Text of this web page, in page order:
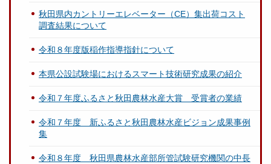
秋田県内カントリーエレベーター（CE）集出荷コスト
調査結果について
令和８年度版稲作指導指針について
本県公設試験場におけるスマート技術研究成果の紹介
令和７年度ふるさと秋田農林水産大賞 受賞者の業績
令和７年度 新ふるさと秋田農林水産ビジョン成果事例
集
令和８年度 秋田県農林水産部所管試験研究機関の中長